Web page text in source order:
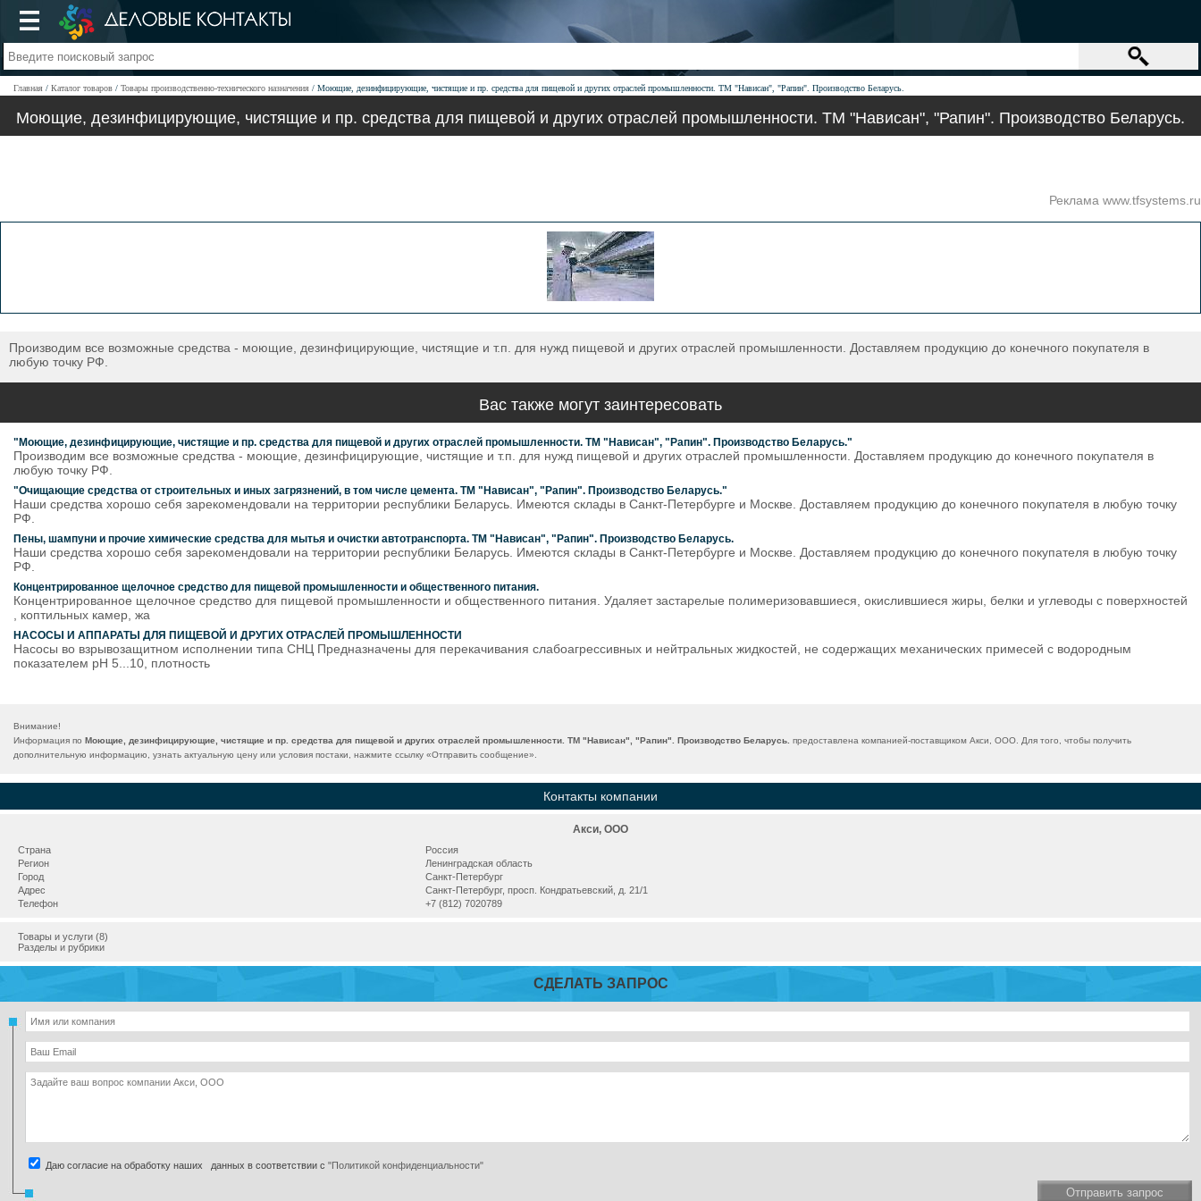
Главная Каталог товаров Товары производственно-технического назначения Моющие, дезинфицирующие, чистящие и пр. средства для пищевой и других отраслей промышленности. ТМ "Нависан", "Рапин". Производство Беларусь.
Моющие, дезинфицирующие, чистящие и пр. средства для пищевой и других отраслей промышленности. ТМ "Нависан", "Рапин". Производство Беларусь.
Реклама www.tfsystems.ru
Производим все возможные средства - моющие, дезинфицирующие, чистящие и т.п. для нужд пищевой и других отраслей промышленности. Доставляем продукцию до конечного покупателя в
любую точку РФ.
Вас также могут заинтересовать
"Моющие, дезинфицирующие, чистящие и пр. средства для пищевой и других отраслей промышленности. ТМ "Нависан", "Рапин". Производство Беларусь."
Производим все возможные средства - моющие, дезинфицирующие, чистящие и т.п. для нужд пищевой и других отраслей промышленности. Доставляем продукцию до конечного покупателя в
любую точку РФ.
"Очищающие средства от строительных и иных загрязнений, в том числе цемента. ТМ "Нависан", "Рапин". Производство Беларусь."
Наши средства хорошо себя зарекомендовали на территории республики Беларусь. Имеются склады в Санкт-Петербурге и Москве. Доставляем продукцию до конечного покупателя в любую точку
РФ.
Пены, шампуни и прочие химические средства для мытья и очистки автотранспорта. ТМ "Нависан", "Рапин". Производство Беларусь.
Наши средства хорошо себя зарекомендовали на территории республики Беларусь. Имеются склады в Санкт-Петербурге и Москве. Доставляем продукцию до конечного покупателя в любую точку
РФ.
Концентрированное щелочное средство для пищевой промышленности и общественного питания.
Концентрированное щелочное средство для пищевой промышленности и общественного питания. Удаляет застарелые полимеризовавшиеся, окислившиеся жиры, белки и углеводы с поверхностей
, коптильных камер, жа
НАСОСЫ И АППАРАТЫ ДЛЯ ПИЩЕВОЙ И ДРУГИХ ОТРАСЛЕЙ ПРОМЫШЛЕННОСТИ
Насосы во взрывозащитном исполнении типа СНЦ Предназначены для перекачивания слабоагрессивных и нейтральных жидкостей, не содержащих механических примесей с водородным
показателем рН 5...10, плотность
Внимание!
Информация по Моющие, дезинфицирующие, чистящие и пр. средства для пищевой и других отраслей промышленности. ТМ "Нависан", "Рапин". Производство Беларусь. предоставлена компанией-поставщиком Акси, ООО. Для того, чтобы получить
дополнительную информацию, узнать актуальную цену или условия постаки, нажмите ссылку «Отправить сообщение».
Контакты компании
Акси, ООО
Страна
Россия
Регион
Ленинградская область
Город
Санкт-Петербург
Адрес
Санкт-Петербург, просп. Кондратьевский, д. 21/1
Телефон
+7 (812) 7020789
Товары и услуги (8)
Разделы и рубрики
СДЕЛАТЬ ЗАПРОС
Даю согласие на обработку наших данных в соответствии с "Политикой конфиденциальности"
Отправить запрос